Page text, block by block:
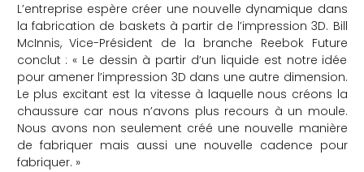
L’entreprise espère créer une nouvelle dynamique dans
la fabrication de baskets à partir de l’impression 3D. Bill
McInnis, Vice-Président de la branche Reebok Future
conclut : « Le dessin à partir d’un liquide est notre idée
pour amener l’impression 3D dans une autre dimension.
Le plus excitant est la vitesse à laquelle nous créons la
chaussure car nous n’avons plus recours à un moule.
Nous avons non seulement créé une nouvelle manière
de fabriquer mais aussi une nouvelle cadence pour
fabriquer. »